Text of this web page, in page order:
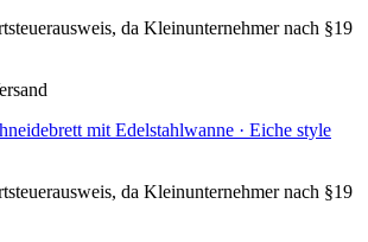
da Kleinunternehmer nach §19
mit Edelstahlwanne · Eiche style
da Kleinunternehmer nach §19